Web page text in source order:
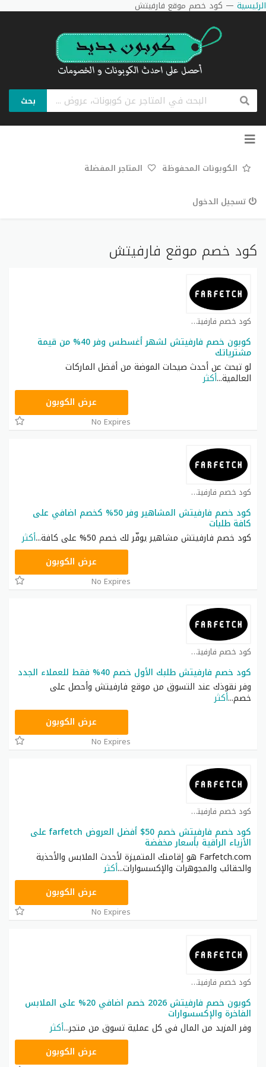
الرئيسية — كود خصم موقع فارفيتش
بحث
تخطي
الكوبونات المحفوظة المتاجر المفضلة
تسجيل الدخول
كود خصم موقع فارفيتش
كود خصم فارفيتش كوبون
كوبون خصم فارفيتش لشهر أغسطس وفر 40% من قيمة
مشترياتك
لو تبحث عن أحدث صيحات الموضة من أفضل الماركات
العالمية...أكثر
NC15FFعرض الكوبون
No Expires
كود خصم فارفيتش كوبون
كود خصم فارفيتش المشاهير وفر 50% كخصم اضافي على
كافة طلبات
كود خصم فارفيتش مشاهير يوفّر لك خصم 50% على كافة
...أكثر
0AFFBF22عرض الكوبون
No Expires
كود خصم فارفيتش كوبون
كود خصم فارفيتش طلبك الأول خصم 40% فقط للعملاء الجدد
وفر نقوذك عند التسوق من موقع فارفيتش وأحصل على
خصم...أكثر
NC15FFعرض الكوبون
No Expires
كود خصم فارفيتش كوبون
كود خصم فارفيتش خصم 50$ أفضل العروض farfetch على
الأزياء الراقية بأسعار مخفضة
Farfetch.com هو إقامتك المتميزة لأحدث الملابس والأحذية
والحقائب والمجوهرات والإكسسوارات...أكثر
BX0BDQعرض الكوبون
No Expires
كود خصم فارفيتش كوبون
كوبون خصم فارفيتش 2026 خصم اضافي 20% على الملابس
الفاخرة والإكسسوارات
وفر المزيد من المال في كل عملية تسوق من متجر...أكثر
HONEY125
عرض الكوبون